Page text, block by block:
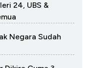
24, UBS &
Negara Sudah